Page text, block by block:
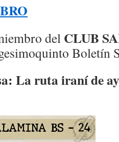
del CLUB
Boletín
La ruta iraní de